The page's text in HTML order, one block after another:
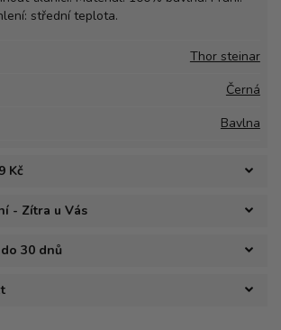
střední teplota.
Thor steinar
Černá
Bavlna
Kč
- Zítra u Vás
30 dnů